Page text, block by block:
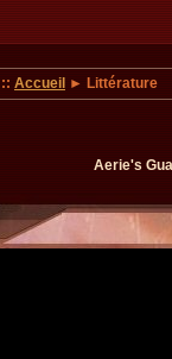
:: Accueil ► Littérature
Aerie's